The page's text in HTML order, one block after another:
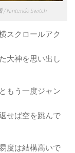
Nintendo Switch
スクロールアク
大神を思い出し
もう一度ジャン
せば空を跳んで
度は結構高いで